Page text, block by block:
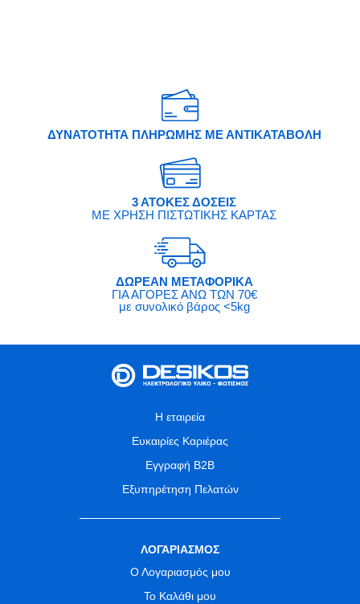
ΔΥΝΑΤΟΤΗΤΑ ΠΛΗΡΩΜΗΣ ΜΕ ΑΝΤΙΚΑΤΑΒΟΛΗ
3 ΑΤΟΚΕΣ ΔΟΣΕΙΣ
ΜΕ ΧΡΗΣΗ ΠΙΣΤΩΤΙΚΗΣ ΚΑΡΤΑΣ
ΔΩΡΕΑΝ ΜΕΤΑΦΟΡΙΚΑ
ΓΙΑ ΑΓΟΡΕΣ ΑΝΩ ΤΩΝ 70€
με συνολικό βάρος <5kg
Η εταιρεία
Ευκαιρίες Καριέρας
Εγγραφή B2B
Εξυπηρέτηση Πελατών
ΛΟΓΑΡΙΑΣΜΟΣ
Ο Λογαριασμός μου
Το Καλάθι μου